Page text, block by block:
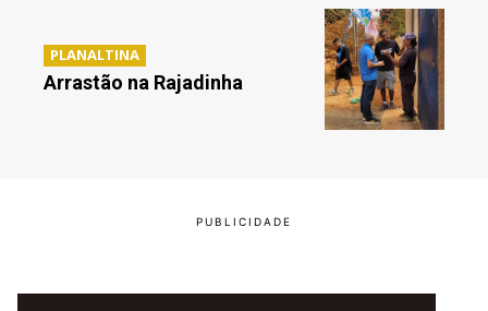
PLANALTINA
Arrastão na Rajadinha